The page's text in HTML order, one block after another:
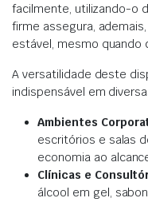
facilmente, utilizando-o
firme assegura,
estável, mesmo quando
A versatilidade deste
indispensável em
Ambientes
escritórios e salas
economia ao
Clínicas e
álcool em gel,